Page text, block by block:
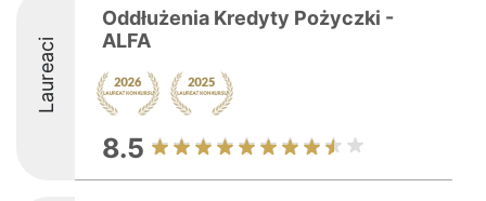
Laureaci
Oddłużenia Kredyty Pożyczki -
ALFA
8.5